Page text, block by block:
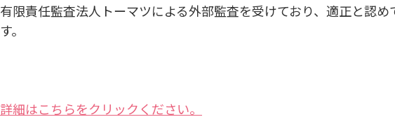
有限責任監査法人トーマツによる外部監査を受けており、適正と認め
す。
詳細はこちらをクリックください。